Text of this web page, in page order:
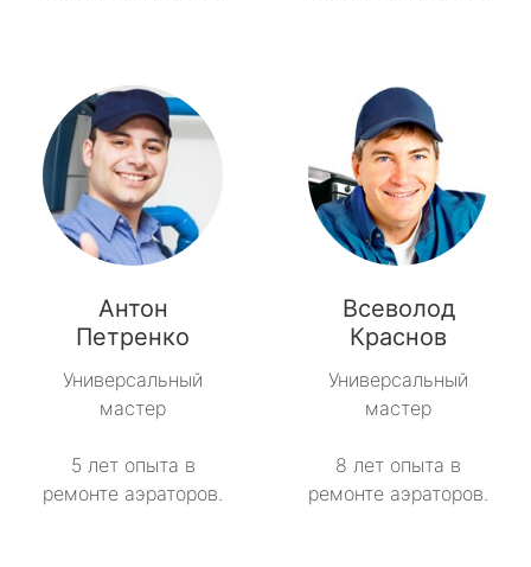
Антон
Петренко
Универсальный
мастер
5 лет опыта в
ремонте аэраторов.
Всеволод
Краснов
Универсальный
мастер
8 лет опыта в
ремонте аэраторов.